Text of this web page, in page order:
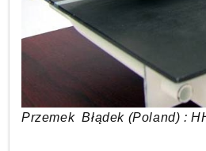
Przemek Błądek (Poland) :